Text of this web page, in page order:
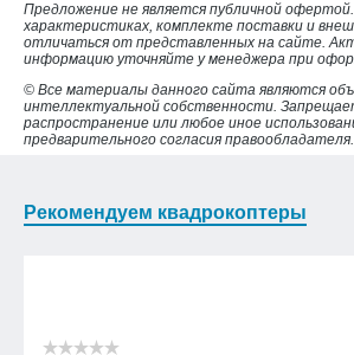
Предложение не является публичной
характеристиках, комплекте поставки и
отличаться от представленных на сайте.
информацию уточняйте у менеджера при
© Все материалы данного сайта являются
интеллектуальной собственности.
распространение или любое иное
предварительного согласия правообладателя.
Рекомендуем квадрокоптеры